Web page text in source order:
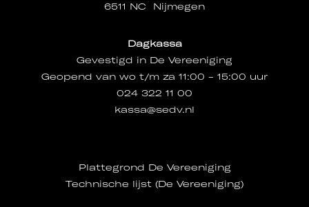
6511 NC Nijmegen
Dagkassa
Gevestigd in De Vereeniging
Geopend van wo t/m za 11:00 - 15:00 uur
024 322 11 00
kassa@sedv.nl
Plattegrond De Vereeniging
Technische lijst (De Vereeniging)